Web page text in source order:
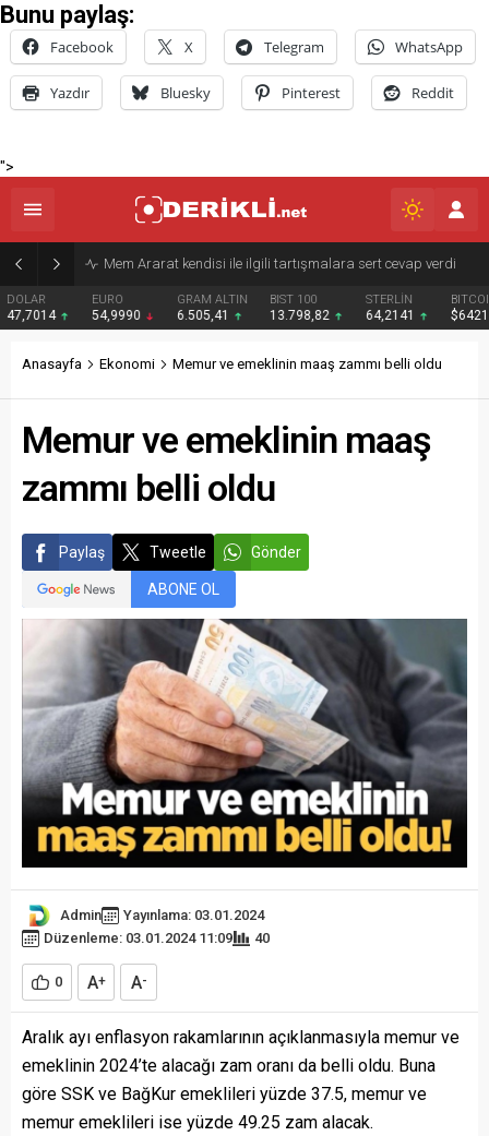
Bunu paylaş:
Facebook X Telegram WhatsApp
Yazdır Bluesky Pinterest Reddit
">
EURO
54,9990
GRAM ALTIN
6.505,41
BIST 100
13.798,82
STERLİN
64,2141
BITCOIN
$64217
BNB
Anasayfa Ekonomi Memur ve emeklinin maaş zammı belli oldu
Memur ve emeklinin maaş
zammı belli oldu
Paylaş Tweetle Gönder
ABONE OL
Admin
Yayınlama: 03.01.2024
Düzenleme: 03.01.2024 11:09
40
0 A+ A-
Aralık ayı enflasyon rakamlarının açıklanmasıyla memur ve
emeklinin 2024’te alacağı zam oranı da belli oldu. Buna
göre SSK ve BağKur emeklileri yüzde 37.5, memur ve
memur emeklileri ise yüzde 49.25 zam alacak.